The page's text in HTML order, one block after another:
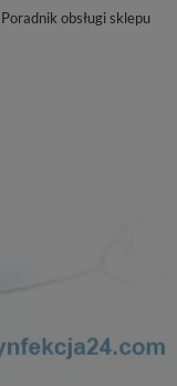
Poradnik obsługi sklepu